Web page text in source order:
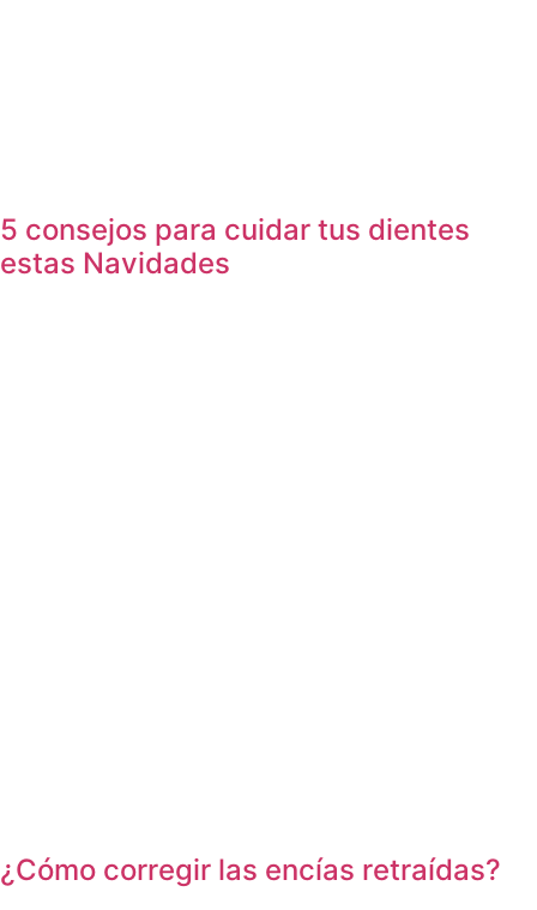
5 consejos para cuidar tus dientes
estas Navidades
¿Cómo corregir las encías retraídas?